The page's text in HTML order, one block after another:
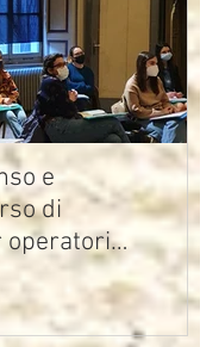
e
di
operatori